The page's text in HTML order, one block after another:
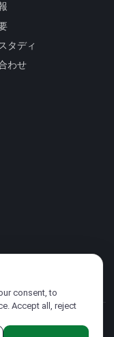
タディ
わせ
を禁じます
consent, to
Accept all, reject